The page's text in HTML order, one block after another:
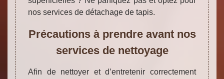
nos services de détachage de tapis.
Précautions à prendre avant nos
services de nettoyage
Afin de nettoyer et d’entretenir correctement